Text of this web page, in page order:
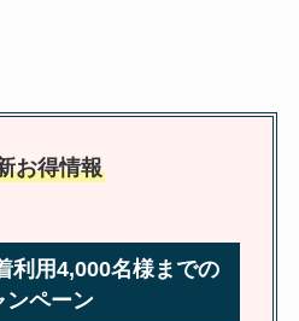
お得情報
利用4,000名様までの
ンペーン